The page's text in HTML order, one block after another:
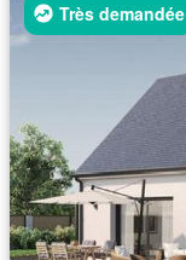
Très demandée